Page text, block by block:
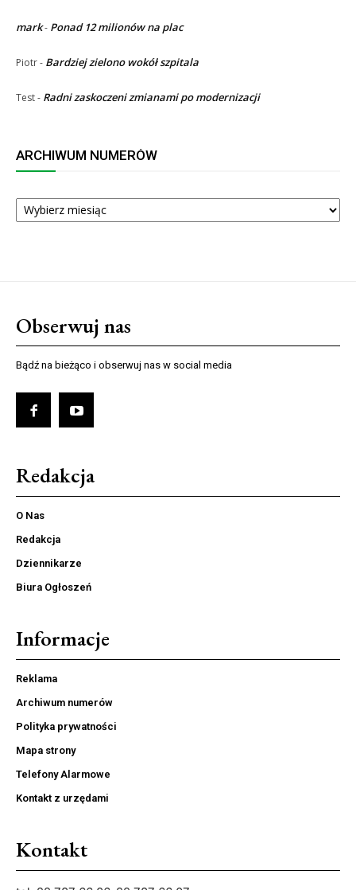
mark- Ponad 12 milionów na plac
Piotr- Bardziej zielono wokół szpitala
Test- Radni zaskoczeni zmianami po modernizacji
ARCHIWUM NUMERÓW
ARCHIWUM
NUMERÓW
Obserwuj nas
Bądź na bieżąco i obserwuj nas w social media
Redakcja
O Nas
Redakcja
Dziennikarze
Biura Ogłoszeń
Informacje
Reklama
Archiwum numerów
Polityka prywatności
Mapa strony
Telefony Alarmowe
Kontakt z urzędami
Kontakt